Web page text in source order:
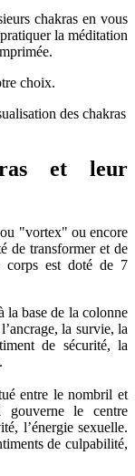
chakras en vous
la méditation
choix.
et leur
"vortex" ou encore
de transformer et de
corps est doté de 7
la base de la colonne
la survie, la
de sécurité, la
entre le nombril et
le centre
l’énergie sexuelle.
de culpabilité,